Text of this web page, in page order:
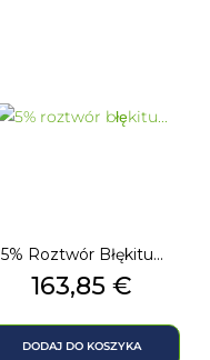
5% Roztwór Błękitu...
Cena
163,85 €
DODAJ DO KOSZYKA